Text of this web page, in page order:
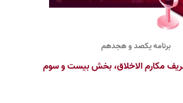
برنامه یکصد و هجدهم
مکارم الاخلاق، بخش بیست و سوم